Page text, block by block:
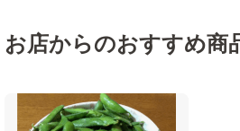
お店からのおすすめ商